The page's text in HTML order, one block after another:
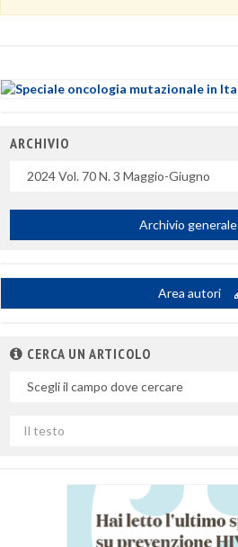
ARCHIVIO
Uscite
Archivio generale
Area autori
CERCA UN ARTICOLO
Nel
Cerca